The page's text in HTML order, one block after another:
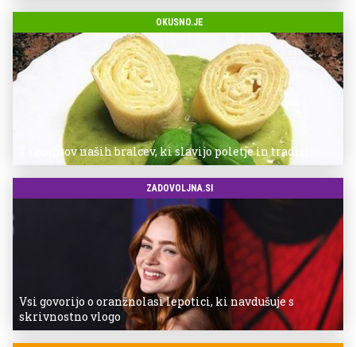
OKUSNO.JE
7 receptov naših bralcev, ki slavijo poletje in tradicijo
ZADOVOLJNA.SI
Vsi govorijo o oranžnolasi lepotici, ki navdušuje s
skrivnostno vlogo